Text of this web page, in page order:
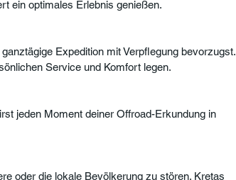
ein optimales Erlebnis genießen.
Expedition mit Verpflegung bevorzugst.
Service und Komfort legen.
jeden Moment deiner Offroad-Erkundung in
oder die lokale Bevölkerung zu stören. Kretas